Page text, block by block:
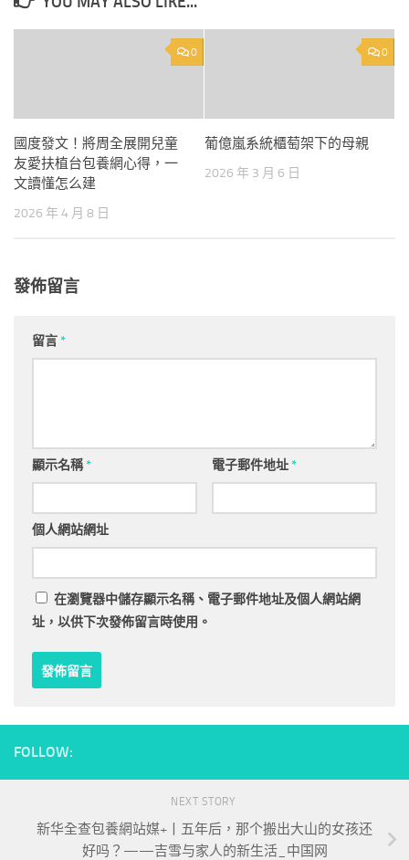
0
國度發文！將周全展開兒童
友愛扶植台包養網心得，一
文讀懂怎么建
2026 年 4 月 8 日
0
葡億嵐系統櫃萄架下的母親
2026 年 3 月 6 日
發佈留言
留言*
顯示名稱* 電子郵件地址*
個人網站網址
在瀏覽器中儲存顯示名稱、電子郵件地址及個人網站網
址，以供下次發佈留言時使用。
FOLLOW:
NEXT STORY
新华全查包養網站媒+丨五年后，那个搬出大山的女孩还
好吗？——吉雪与家人的新生活_中国网